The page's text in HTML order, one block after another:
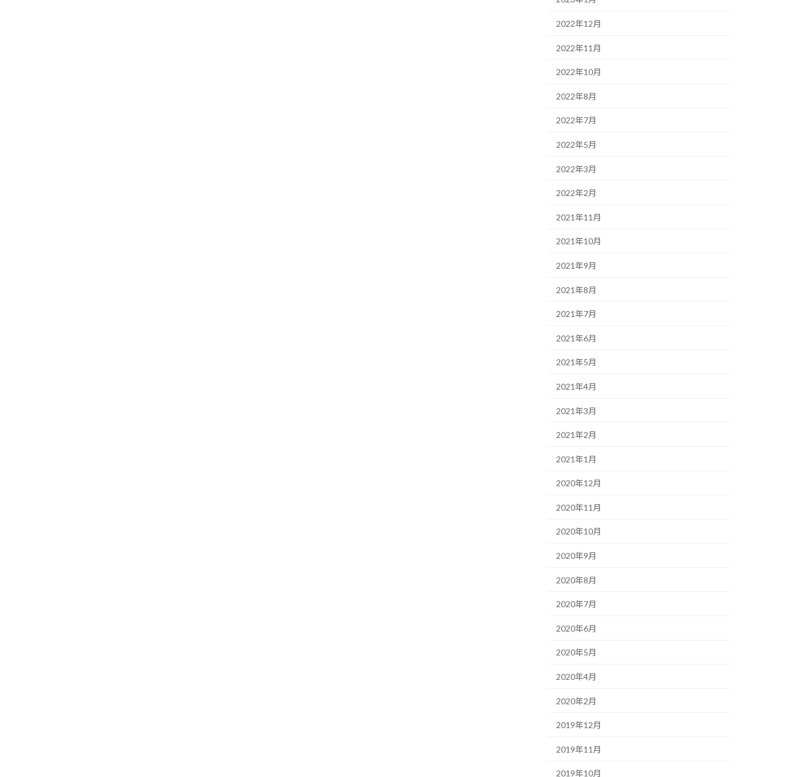
2022年12月
2022年11月
2022年10月
2022年8月
2022年7月
2022年5月
2022年3月
2022年2月
2021年11月
2021年10月
2021年9月
2021年8月
2021年7月
2021年6月
2021年5月
2021年4月
2021年3月
2021年2月
2021年1月
2020年12月
2020年11月
2020年10月
2020年9月
2020年8月
2020年7月
2020年6月
2020年5月
2020年4月
2020年2月
2019年12月
2019年11月
2019年10月